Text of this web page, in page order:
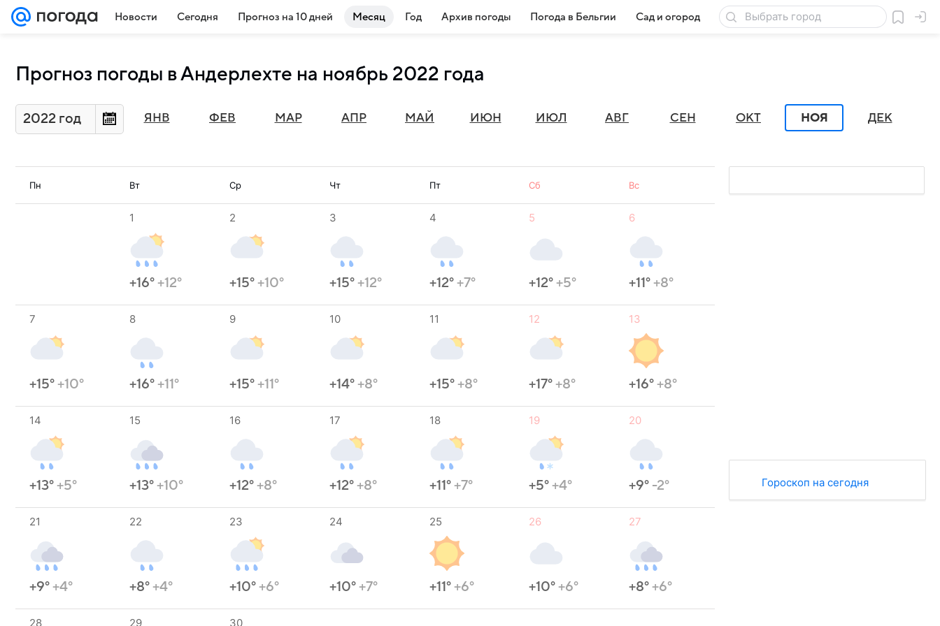
Новости Сегодня Прогноз на 10 дней Месяц Год Архив погоды Погода в Бельгии Сад и огород Товары для дачи
Прогноз погоды в Андерлехте на ноябрь 2022 года
2022 год ЯНВ ФЕВ МАР АПР МАЙ ИЮН ИЮЛ АВГ СЕН ОКТ НОЯ ДЕК
Пн Вт Ср Чт Пт Сб Вс
1
+16°+12°
2
+15°+10°
3
+15°+12°
4
+12°+7°
5
+12°+5°
6
+11°+8°
7
+15°+10°
8
+16°+11°
9
+15°+11°
10
+14°+8°
11
+15°+8°
12
+17°+8°
13
+16°+8°
14
+13°+5°
15
+13°+10°
16
+12°+8°
17
+12°+8°
18
+11°+7°
19
+5°+4°
20
+9° -2°
21
+9°+4°
22
+8°+4°
23
+10°+6°
24
+10°+7°
25
+11°+6°
26
+10°+6°
27
+8°+6°
28 29 30
Гороскоп на сегодня